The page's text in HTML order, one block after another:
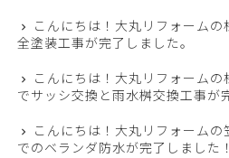
こんにちは！大丸リフォーム
全塗装工事が完了しました。
こんにちは！大丸リフォーム
でサッシ交換と雨水桝交換工事が
こんにちは！大丸リフォーム
でのベランダ防水が完了しました！